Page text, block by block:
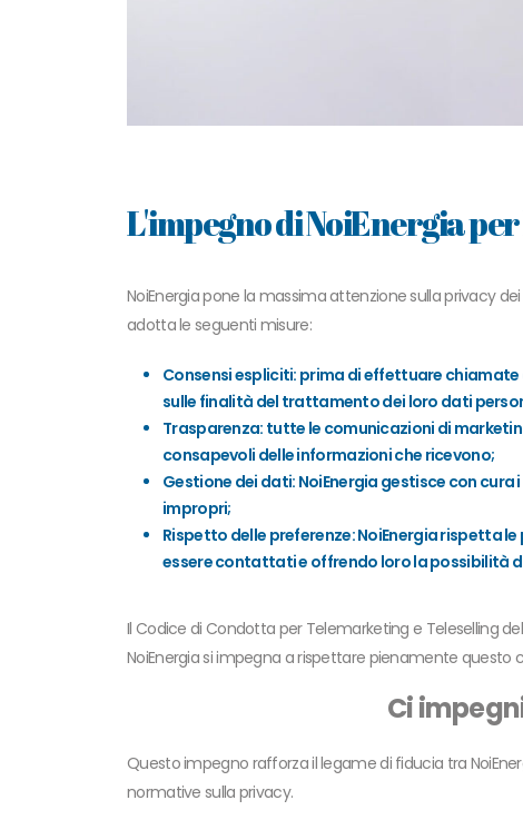
L'impegno di NoiEnergia
NoiEnergia pone la massima attenzione sulla privacy
adotta le seguenti misure:
Consensi espliciti: prima di effettuare
sulle finalità del trattamento dei loro dati
Trasparenza: tutte le comunicazioni di
consapevoli delle informazioni che ricevono;
Gestione dei dati: NoiEnergia gestisce con
impropri;
Rispetto delle preferenze: NoiEnergia rispetta
essere contattati e offrendo loro la possibilità
Il Codice di Condotta per Telemarketing e Teleselling
NoiEnergia si impegna a rispettare pienamente questo
Ci
Questo impegno rafforza il legame di fiducia tra
normative sulla privacy.